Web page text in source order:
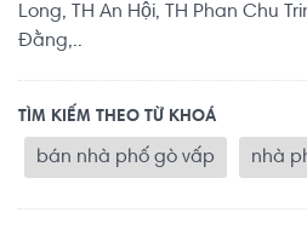
Long, TH An Hội, TH Phan Chu
Đằng,..
TÌM KIẾM THEO TỪ KHOÁ
bán nhà phố gò vấp nhà